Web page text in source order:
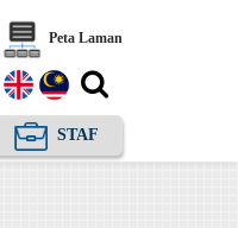
Peta Laman
STAF